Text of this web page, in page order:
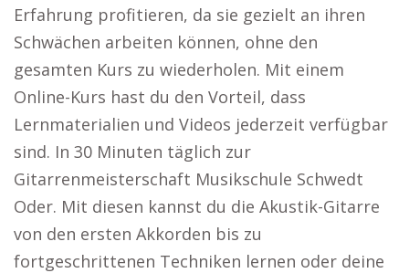
Erfahrung profitieren, da sie gezielt an ihren
Schwächen arbeiten können, ohne den
gesamten Kurs zu wiederholen. Mit einem
Online-Kurs hast du den Vorteil, dass
Lernmaterialien und Videos jederzeit verfügbar
sind. In 30 Minuten täglich zur
Gitarrenmeisterschaft Musikschule Schwedt
Oder. Mit diesen kannst du die Akustik-Gitarre
von den ersten Akkorden bis zu
fortgeschrittenen Techniken lernen oder deine